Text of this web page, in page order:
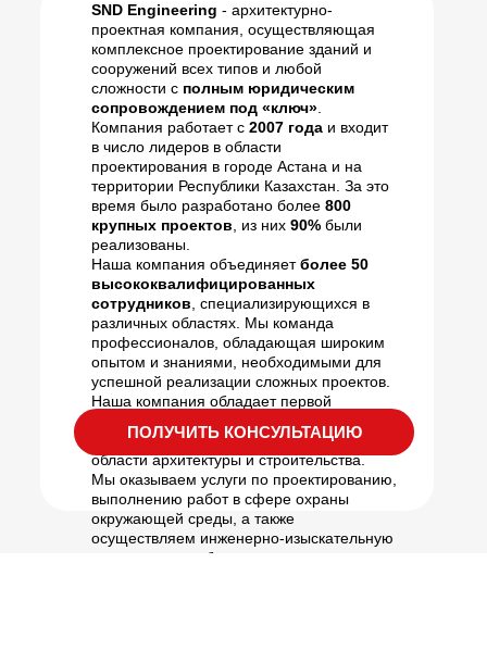
SND Engineering - архитектурно-
проектная компания, осуществляющая
комплексное проектирование зданий и
сооружений всех типов и любой
сложности с полным юридическим
сопровождением под «ключ»
Компания работает с 2007 года и входит
в число лидеров в области
проектирования в городе Астана и на
территории Республики Казахстан. За это
время было разработано более 800
крупных проектов , из них 90% были
реализованы.
Наша компания объединяетболее 50
высококвалифицированных
сотрудников , специализирующихся в
различных областях. Мы команда
профессионалов, обладающая широким
опытом и знаниями, необходимыми для
успешной реализации сложных проектов.
Наша компания обладает первой
выполняет полный комплекс работ в
области архитектуры и строительства.
Мы оказываем услуги по проектированию,
выполнению работ в сфере охраны
окружающей среды, а также
осуществляем инженерно-изыскательную
деятельность, обеспечивая точность,
ПОЛУЧИТЬ КОНСУЛЬТАЦИЮ